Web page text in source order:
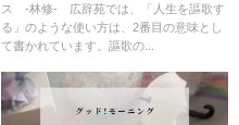
ス -林修- 広辞苑では、「人生を謳歌す
る」のような使い方は、2番目の意味とし
て書かれています。謳歌の...